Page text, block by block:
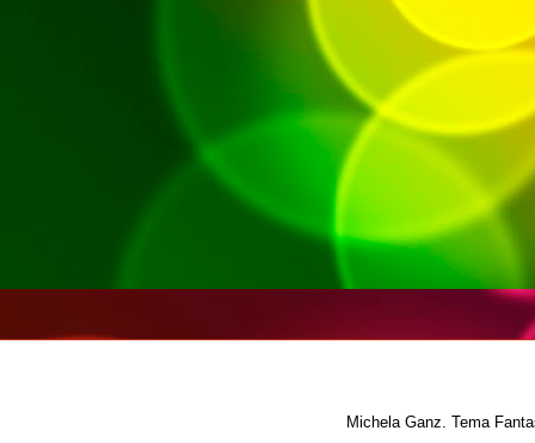
Michela Ganz. Tema